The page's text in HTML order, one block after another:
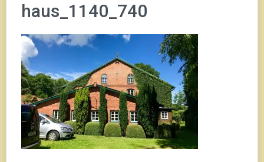
haus_1140_740